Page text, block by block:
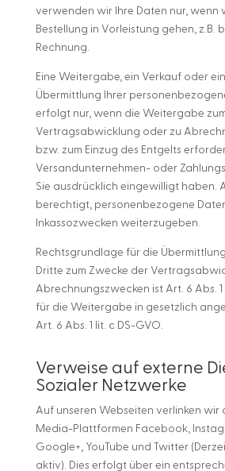
verwenden wir Ihre Daten nur, wenn
Bestellung in Vorleistung gehen, z.B.
Rechnung.
Eine Weitergabe, ein Verkauf oder
Übermittlung Ihrer
erfolgt nur, wenn die Weitergabe
Vertragsabwicklung oder zu
bzw. zum Einzug des Entgelts
Versandunternehmen- oder
Sie ausdrücklich eingewilligt haben.
berechtigt, personenbezogene
Inkassozwecken weiterzugeben.
Rechtsgrundlage für die
Dritte zum Zwecke der
Abrechnungszwecken ist Art. 6 Abs. 1
für die Weitergabe in gesetzlich
Art. 6 Abs. 1 lit. c DS-GVO.
Verweise auf externe
Sozialer Netzwerke
Auf unseren Webseiten verlinken wir
Media-Plattformen Facebook,
Google+, YouTube und Twitter
aktiv). Dies erfolgt über ein